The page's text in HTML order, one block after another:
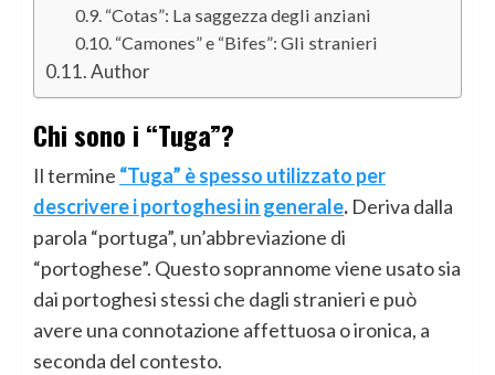
“Cotas”: La saggezza degli anziani
“Camones” e “Bifes”: Gli stranieri
Author
Chi sono i “Tuga”?
Il termine “Tuga” è spesso utilizzato per
descrivere i portoghesi in generale. Deriva dalla
parola “portuga”, un’abbreviazione di
“portoghese”. Questo soprannome viene usato sia
dai portoghesi stessi che dagli stranieri e può
avere una connotazione affettuosa o ironica, a
seconda del contesto.